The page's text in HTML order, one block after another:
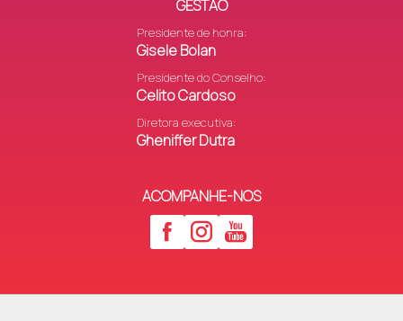
GESTÃO
Presidente de honra:
Gisele Bolan
Presidente do Conselho:
Celito Cardoso
Diretora executiva:
Gheniffer Dutra
ACOMPANHE-NOS